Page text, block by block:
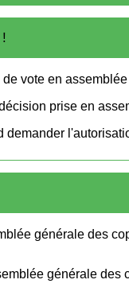
vote en
prise en
demander
générale des
générale des